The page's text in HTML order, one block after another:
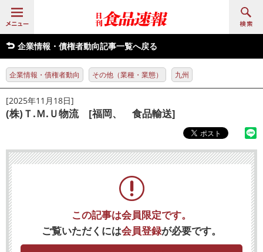
企業情報・債権者動向記事一覧へ戻る
企業情報・債権者動向 その他（業種・業態） 九州
[2025年11月18日]
(株)Ｔ.Ｍ.Ｕ物流 [福岡、 食品輸送]
この記事は会員限定です。
ご覧いただくには会員登録が必要です。